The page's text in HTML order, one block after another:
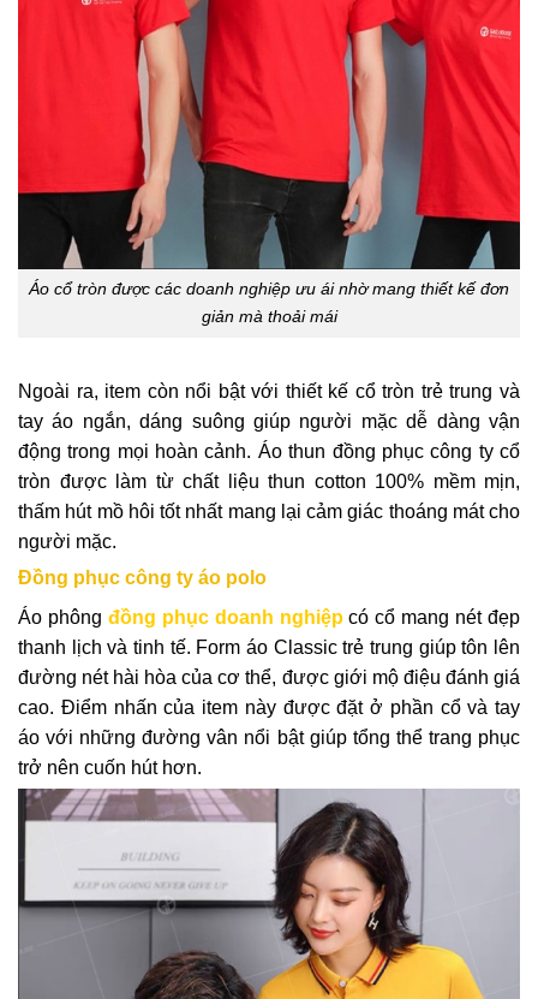
Áo cổ tròn được các doanh nghiệp ưu ái nhờ mang thiết kế đơn
giản mà thoải mái
Ngoài ra, item còn nổi bật với thiết kế cổ tròn trẻ trung và
tay áo ngắn, dáng suông giúp người mặc dễ dàng vận
động trong mọi hoàn cảnh. Áo thun đồng phục công ty cổ
tròn được làm từ chất liệu thun cotton 100% mềm mịn,
thấm hút mồ hôi tốt nhất mang lại cảm giác thoáng mát cho
người mặc.
Đồng phục công ty áo polo
Áo phông đồng phục doanh nghiệpcó cổ mang nét đẹp
thanh lịch và tinh tế. Form áo Classic trẻ trung giúp tôn lên
đường nét hài hòa của cơ thể, được giới mộ điệu đánh giá
cao. Điểm nhấn của item này được đặt ở phần cổ và tay
áo với những đường vân nổi bật giúp tổng thể trang phục
trở nên cuốn hút hơn.